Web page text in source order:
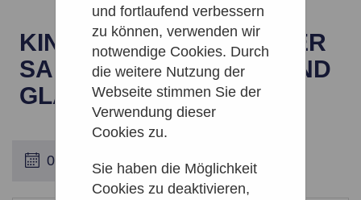
und fortlaufend verbessern
zu können, verwenden wir
notwendige Cookies. Durch
die weitere Nutzung der
Webseite stimmen Sie der
Verwendung dieser
Cookies zu.
Sie haben die Möglichkeit
Cookies zu deaktivieren,
KINO: EOS: JOHN SINGER
SARGENT – FASHION UND
GLAMOUR